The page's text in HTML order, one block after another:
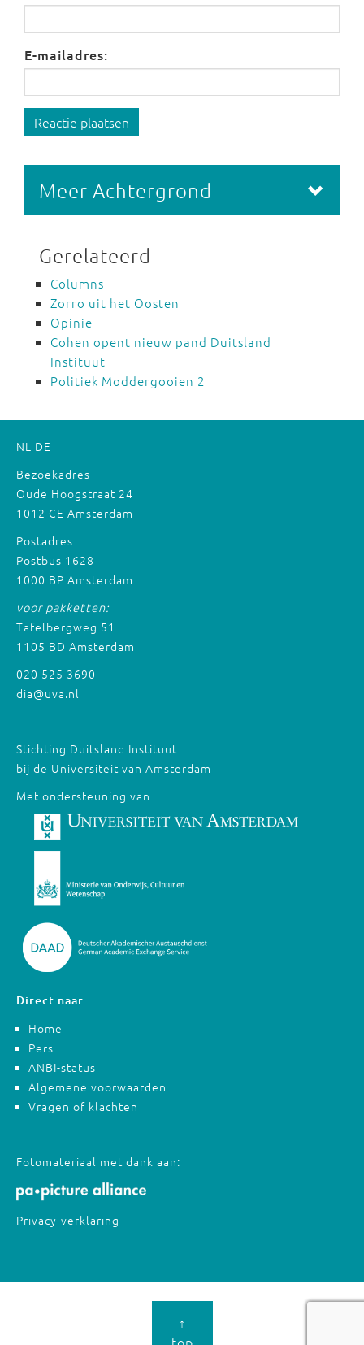
E-mailadres:
Reactie plaatsen
Meer Achtergrond
Gerelateerd
Columns
Zorro uit het Oosten
Opinie
Cohen opent nieuw pand Duitsland
Instituut
Politiek Moddergooien 2
NL DE
Bezoekadres
Oude Hoogstraat 24
1012 CE Amsterdam
Postadres
Postbus 1628
1000 BP Amsterdam
voor pakketten:
Tafelbergweg 51
1105 BD Amsterdam
020 525 3690
dia@uva.nl
Stichting Duitsland Instituut
bij de Universiteit van Amsterdam
Met ondersteuning van
Direct naar:
Home
Pers
ANBI-status
Algemene voorwaarden
Vragen of klachten
Fotomateriaal met dank aan:
Privacy-verklaring
↑